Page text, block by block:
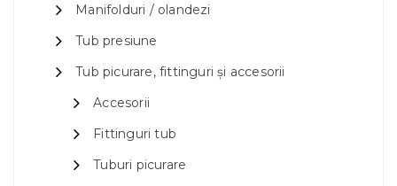
Manifolduri / olandezi
Tub presiune
Tub picurare, fittinguri și accesorii
Accesorii
Fittinguri tub
Tuburi picurare